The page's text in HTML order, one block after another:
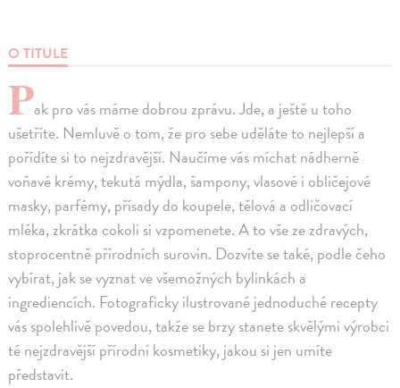
O TITULE
Pak pro vás máme dobrou zprávu. Jde, a ještě u toho
ušetříte. Nemluvě o tom, že pro sebe uděláte to nejlepší a
pořídíte si to nejzdravější. Naučíme vás míchat nádherně
voňavé krémy, tekutá mýdla, šampony, vlasové i obličejové
masky, parfémy, přísady do koupele, tělová a odličovací
mléka, zkrátka cokoli si vzpomenete. A to vše ze zdravých,
stoprocentně přírodních surovin. Dozvíte se také, podle čeho
vybírat, jak se vyznat ve všemožných bylinkách a
ingrediencích. Fotograficky ilustrované jednoduché recepty
vás spolehlivě povedou, takže se brzy stanete skvělými výrobci
té nejzdravější přírodní kosmetiky, jakou si jen umíte
představit.